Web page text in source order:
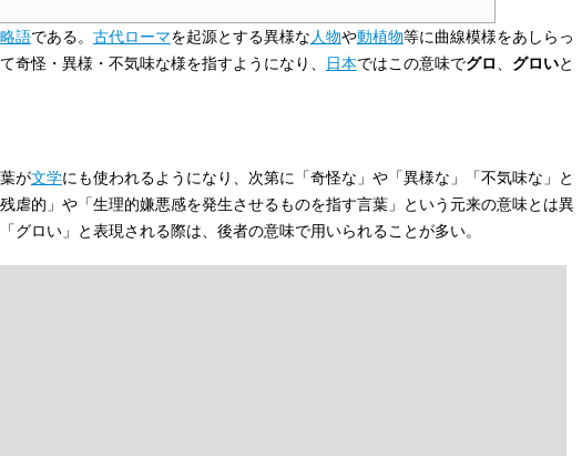
略語である。 古代ローマを起源とする異様な 人物や動植物等に曲線模様をあしらっ
奇怪・異様・不気味な様を指すようになり、 日本ではこの意味でグロ グロいと
が文学にも使われるようになり、次第に「奇怪な」や「異様な」「不気味な」と
虐的」や「生理的嫌悪感を発生させるものを指す言葉」という元来の意味とは異
グロい」と表現される際は、後者の意味で用いられることが多い。